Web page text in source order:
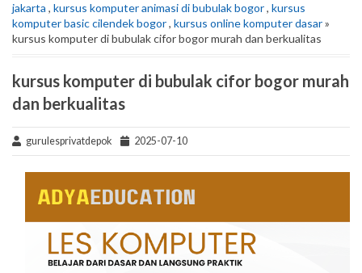
jakarta , kursus komputer animasi di bubulak bogor, kursus
komputer basic cilendek bogor, kursus online komputer dasar»
kursus komputer di bubulak cifor bogor murah dan berkualitas
kursus komputer di bubulak cifor bogor murah
dan berkualitas
gurulesprivatdepok 2025-07-10